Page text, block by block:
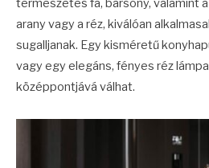
természetes fa, bársony, valamint
arany vagy a réz, kiválóan
sugalljanak. Egy kisméretű
vagy egy elegáns, fényes réz
középpontjává válhat.